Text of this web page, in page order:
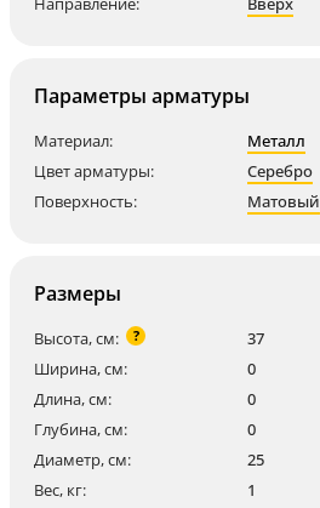
Параметры арматуры
Материал:
Металл
Цвет арматуры:
Серебро
Поверхность:
Матовый
Размеры
Высота, см: ?
37
Ширина, см:
0
Длина, см:
0
Глубина, см:
0
Диаметр, см:
25
Вес, кг:
1